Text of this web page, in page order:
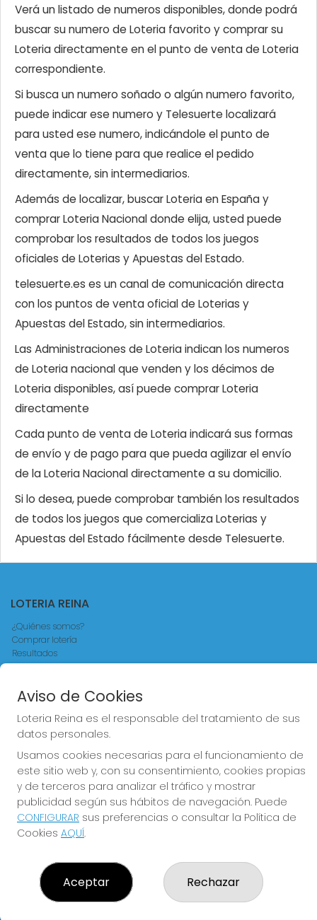
Verá un listado de numeros disponibles, donde podrá
buscar su numero de Loteria favorito y comprar su
Loteria directamente en el punto de venta de Loteria
correspondiente.
Si busca un numero soñado o algún numero favorito,
puede indicar ese numero y Telesuerte localizará
para usted ese numero, indicándole el punto de
venta que lo tiene para que realice el pedido
directamente, sin intermediarios.
Además de localizar, buscar Loteria en España y
comprar Loteria Nacional donde elija, usted puede
comprobar los resultados de todos los juegos
oficiales de Loterias y Apuestas del Estado.
telesuerte.es es un canal de comunicación directa
con los puntos de venta oficial de Loterias y
Apuestas del Estado, sin intermediarios.
Las Administraciones de Loteria indican los numeros
de Loteria nacional que venden y los décimos de
Loteria disponibles, así puede comprar Loteria
directamente
Cada punto de venta de Loteria indicará sus formas
de envío y de pago para que pueda agilizar el envío
de la Loteria Nacional directamente a su domicilio.
Si lo desea, puede comprobar también los resultados
de todos los juegos que comercializa Loterias y
Apuestas del Estado fácilmente desde Telesuerte.
LOTERIA REINA
¿Quiénes somos?
Comprar lotería
Resultados
Contacto
Comprar en SELAE
Registro
CONTACTO
ADMINISTRACION DE LOTERIAS Nº4 VALENCIA - Receptor
Oficial 83370
963550150
info@loteriareina.com
CALLE DE LA REINA, 171
(Valencia) España
Aviso de Cookies
Loteria Reina es el responsable del tratamiento de sus
datos personales.
Usamos cookies necesarias para el funcionamiento de
este sitio web y, con su consentimiento, cookies propias
y de terceros para analizar el tráfico y mostrar
publicidad según sus hábitos de navegación. Puede
CONFIGURAR sus preferencias o consultar la Política de
Cookies AQUÍ.
Aceptar Rechazar